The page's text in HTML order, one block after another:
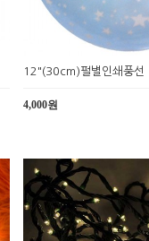
12"(30cm)펄별인쇄풍선
4,000원